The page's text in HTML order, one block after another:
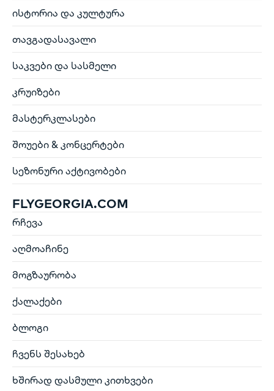
ისტორია და კულტურა
თავგადასავალი
საკვები და სასმელი
კრუიზები
მასტერკლასები
შოუები & კონცერტები
სეზონური აქტივობები
FLYGEORGIA.COM
რჩევა
აღმოაჩინე
მოგზაურობა
ქალაქები
ბლოგი
ჩვენს შესახებ
ხშირად დასმული კითხვები